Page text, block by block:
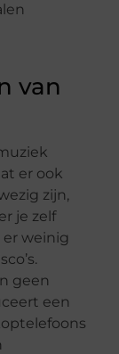
van
er ook
zijn,
je zelf
weinig
geen
een